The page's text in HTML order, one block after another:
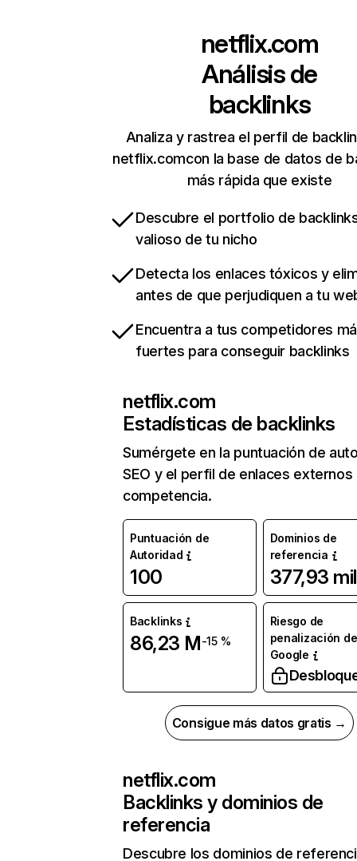
netflix.com
Análisis de
backlinks
Analiza y rastrea el perfil de
netflix.comcon la base de datos de
más rápida que existe
Descubre el portfolio de
valioso de tu nicho
Detecta los enlaces tóxicos y
antes de que perjudiquen a tu
Encuentra a tus competidores
fuertes para conseguir backlinks
netflix.com
Estadísticas de backlinks
Sumérgete en la puntuación de
SEO y el perfil de enlaces externos
competencia.
Puntuación de
Autoridad
100
Dominios de
referencia
377,93 mil
Backlinks
86,23 M-15 %
Riesgo de
penalización de
Google
Consigue más datos gratis →
netflix.com
Backlinks y dominios de
referencia
Descubre los dominios de